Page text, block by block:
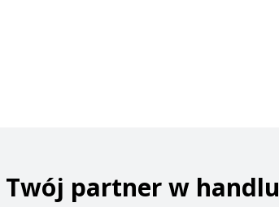
Twój partner w handlu